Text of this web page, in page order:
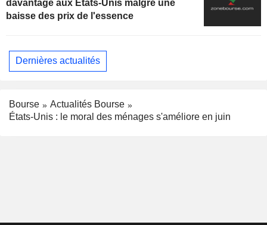
davantage aux États-Unis malgré une
baisse des prix de l'essence
Dernières actualités
Bourse
Actualités Bourse
États-Unis : le moral des ménages s'améliore en juin